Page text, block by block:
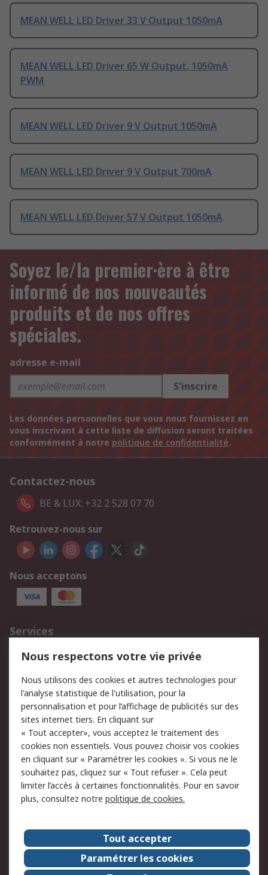
MEAN WELL LED Driver 33 V Output 1050mA
MEAN WELL LED Driver 65 W Output, 1050mA
PWM
MEAN WELL LED Driver 9 V Output 1050mA
MEAN WELL LED Driver 9 V Output 700mA
MEAN WELL LED Driver 57 V Output 1050mA
Soyez le/la premier·ère à être
informé de nos nouveautés
produits et de nos offres
spéciales.
adresse e-mail
S'inscrire
Les données personnelles que vous nous fournissez en
vous inscrivant à cette liste de diffusion seront traitées
conformément à notre politique de confidentialité.
Contactez-nous
BE & LUX: +32 2 528 07 70
Retrouvez-nous sur
Nous acceptons
Services
750.000 produits
2.500 marques
Retours
Support technique
Track & trace
Legal
Politique de cookies
Sécurité des e-mails
Politique de protection
des données - Mise à
jour
Conditions générales
de vente
A propos de RS
Le groupe RS Group
A propos de RS
RS dans le monde
Travaillez chez RS
Nous respectons votre vie privée
Nous utilisons des cookies et autres technologies pour
l'analyse statistique de l'utilisation, pour la
personnalisation et pour l’affichage de publicités sur des
sites internet tiers. En cliquant sur
« Tout accepter», vous acceptez le traitement des
cookies non essentiels. Vous pouvez choisir vos cookies
en cliquant sur « Paramétrer les cookies ». Si vous ne le
souhaitez pas, cliquez sur « Tout refuser ». Cela peut
limiter l’accès à certaines fonctionnalités. Pour en savoir
plus, consultez notre politique de cookies.
Tout accepter
Paramétrer les cookies